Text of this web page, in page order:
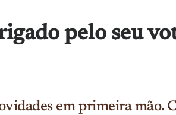
pelo seu
em primeira mão.